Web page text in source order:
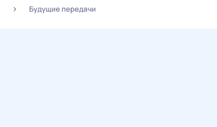
Будущие передачи